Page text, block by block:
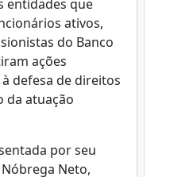
entidades que
ativos,
do Banco
ações
defesa de direitos
da atuação
por seu
Neto,